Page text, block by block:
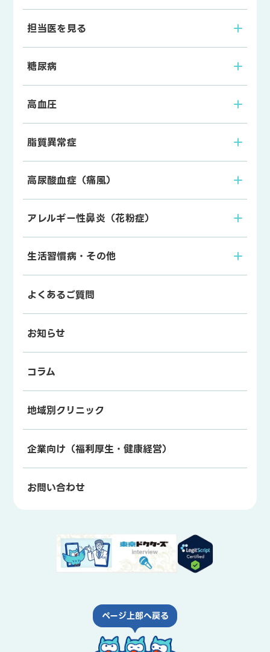
担当医を見る
糖尿病
高血圧
脂質異常症
高尿酸血症（痛風）
アレルギー性鼻炎（花粉症）
生活習慣病・その他
よくあるご質問
お知らせ
コラム
地域別クリニック
企業向け（福利厚生・健康経営）
お問い合わせ
ページ上部へ戻る